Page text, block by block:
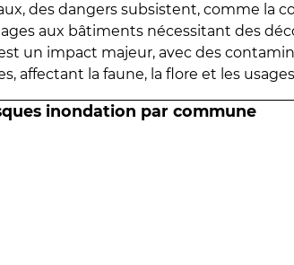
des dangers subsistent, comme la
aux bâtiments nécessitant des
un impact majeur, avec des
affectant la faune, la flore et les
inondation par commune